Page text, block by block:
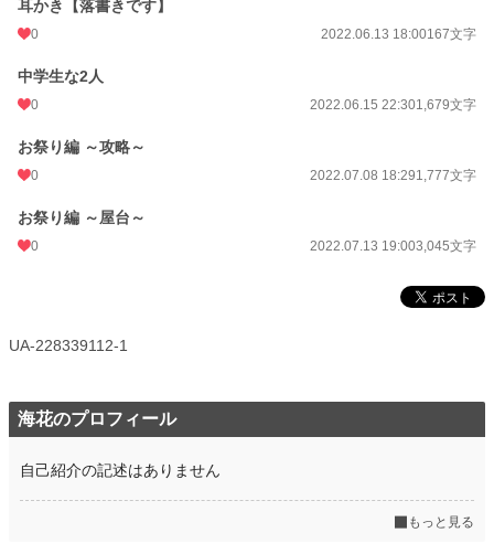
耳かき【落書きです】
0 2022.06.13 18:00167文字
中学生な2人
0 2022.06.15 22:301,679文字
お祭り編 ～攻略～
0 2022.07.08 18:291,777文字
お祭り編 ～屋台～
0 2022.07.13 19:003,045文字
UA-228339112-1
海花のプロフィール
自己紹介の記述はありません
もっと見る